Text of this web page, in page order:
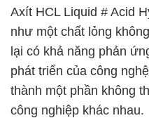
Axít HCL Liquid # Acid
như một chất lỏng
lại có khả năng phản
phát triển của công
thành một phần không
công nghiệp khác nhau.